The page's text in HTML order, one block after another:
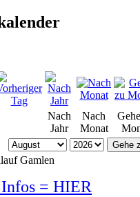
Nach
Jahr
Nach
Monat
Gehe
Gamlen
= HIER